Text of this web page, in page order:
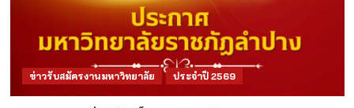
ข่าวรับสมัครงานมหาวิทยาลัย ประจำปี 2569